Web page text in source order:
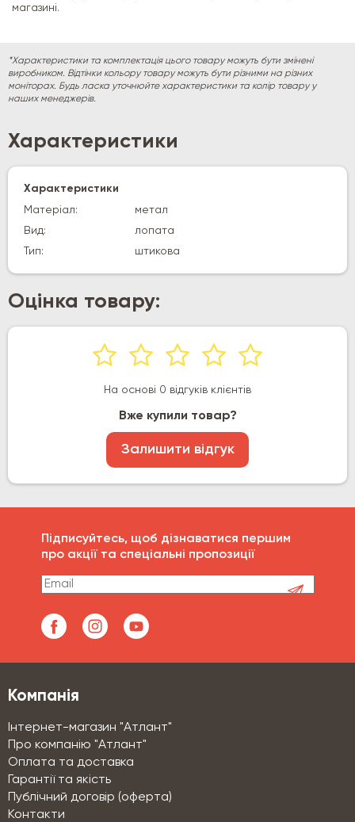
магазині.
*Характеристики та комплектація цього товару можуть бути змінені
виробником. Відтінки кольору товару можуть бути різними на різних
моніторах. Будь ласка уточнюйте характеристики та колір товару у
наших менеджерів.
Характеристики
Характеристики
Матеріал:
метал
Вид:
лопата
Тип:
штикова
Оцінка товару:
На основі 0 відгуків клієнтів
Вже купили товар?
Залишити відгук
Підписуйтесь, щоб дізнаватися першим
про акції та спеціальні пропозиції
Компанія
Інтернет-магазин "Атлант"
Про компанію "Атлант"
Оплата та доставка
Гарантії та якість
Публічний договір (оферта)
Контакти